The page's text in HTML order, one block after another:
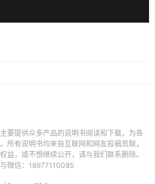
要提供众多产品的说明书阅读和下载，为各
所有说明书均来自互联网和网友投稿贡献，
益，或不想继续公开，请与我们联系删除。
微信：18977110085